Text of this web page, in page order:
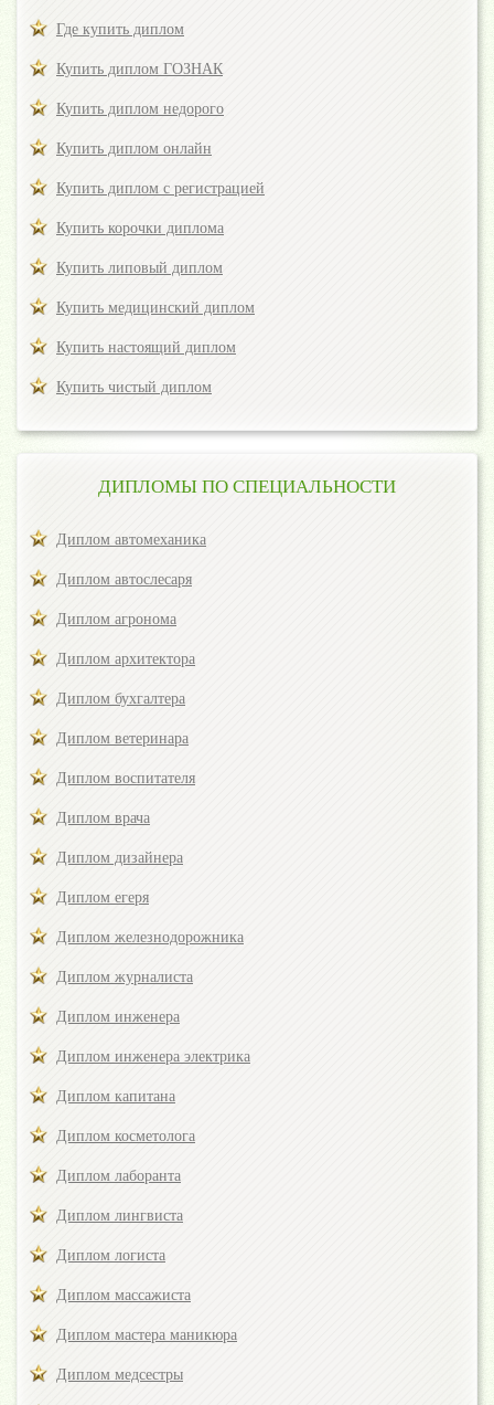
Где купить диплом
Купить диплом ГОЗНАК
Купить диплом недорого
Купить диплом онлайн
Купить диплом с регистрацией
Купить корочки диплома
Купить липовый диплом
Купить медицинский диплом
Купить настоящий диплом
Купить чистый диплом
ДИПЛОМЫ ПО СПЕЦИАЛЬНОСТИ
Диплом автомеханика
Диплом автослесаря
Диплом агронома
Диплом архитектора
Диплом бухгалтера
Диплом ветеринара
Диплом воспитателя
Диплом врача
Диплом дизайнера
Диплом егеря
Диплом железнодорожника
Диплом журналиста
Диплом инженера
Диплом инженера электрика
Диплом капитана
Диплом косметолога
Диплом лаборанта
Диплом лингвиста
Диплом логиста
Диплом массажиста
Диплом мастера маникюра
Диплом медсестры